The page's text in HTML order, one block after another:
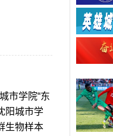
市学院“东
阳城市学
生物样本